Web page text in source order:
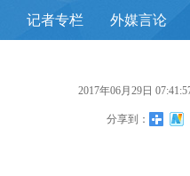
记者专栏 外媒言论
2017年06月29日
分享到：